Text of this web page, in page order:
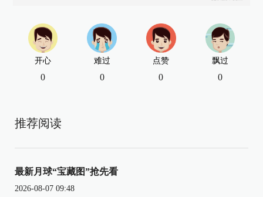
开心
0
难过
0
点赞
0
飘过
0
推荐阅读
最新月球“宝藏图”抢先看
2026-08-07 09:48